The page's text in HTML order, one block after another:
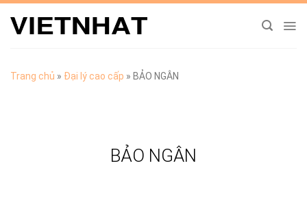
Chuyển
đến
Trang chủ » Đại lý cao cấp » BẢO NGÂN
BẢO NGÂN